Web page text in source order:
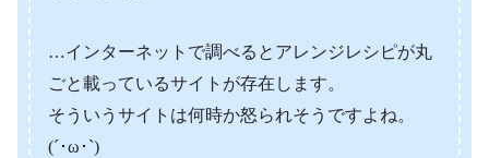
…インターネットで調べるとアレンジレシピが丸
ごと載っているサイトが存在します。
そういうサイトは何時か怒られそうですよね。
(´･ω･`)